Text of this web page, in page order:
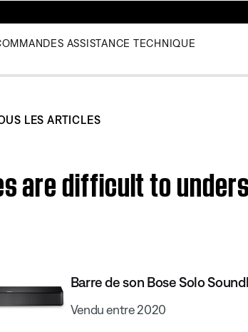
ASSISTANCE TECHNIQUE
LES ARTICLES
are difficult to
Barre de son Bose Solo
Vendu entre 2020